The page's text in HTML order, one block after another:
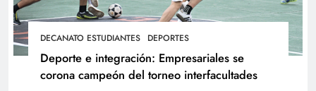
DECANATO ESTUDIANTES DEPORTES
Deporte e integración: Empresariales se
corona campeón del torneo interfacultades